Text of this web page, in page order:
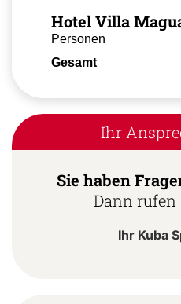
Hotel Villa
Personen
Gesamt
Ihr
Sie haben
Dann rufen
Ihr Kuba